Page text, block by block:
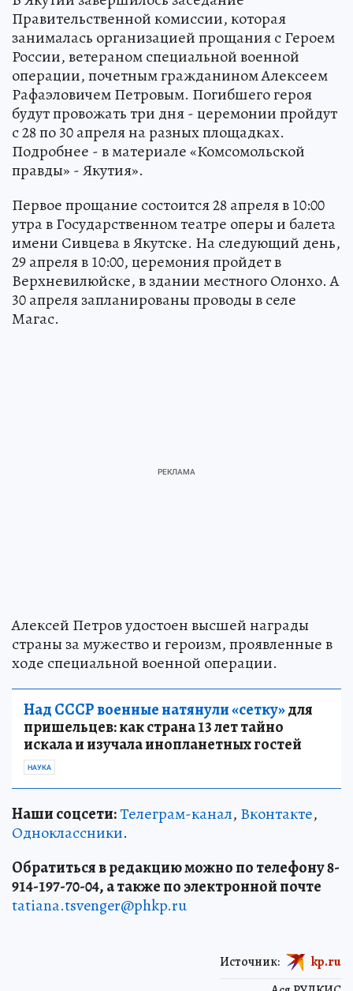
Правительственной комиссии, которая
занималась организацией прощания с Героем
России, ветераном специальной военной
операции, почетным гражданином Алексеем
Рафаэловичем Петровым. Погибшего героя
будут провожать три дня - церемонии пройдут
с 28 по 30 апреля на разных площадках.
Подробнее - в материале «Комсомольской
правды» - Якутия».
Первое прощание состоится 28 апреля в 10:00
утра в Государственном театре оперы и балета
имени Сивцева в Якутске. На следующий день,
29 апреля в 10:00, церемония пройдет в
Верхневилюйске, в здании местного Олонхо. А
30 апреля запланированы проводы в селе
Магас.
Алексей Петров удостоен высшей награды
страны за мужество и героизм, проявленные в
ходе специальной военной операции.
Над СССР военные натянули «сетку»для
пришельцев: как страна 13 лет тайно
искала и изучала инопланетных гостей
НАУКА
Наши соцсети:Телеграм-канал, Вконтакте,
Одноклассники.
Обратиться в редакцию можно по телефону 8-
914-197-70-04, а также по электронной почте
tatiana.tsvenger@phkp.ru
Источник: kp.ru